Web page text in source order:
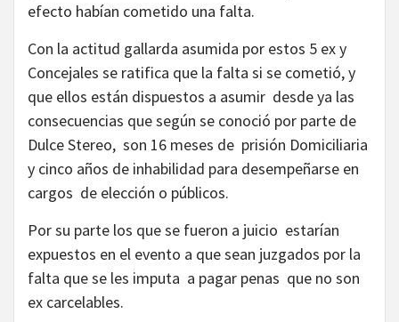
efecto habían cometido una falta.
Con la actitud gallarda asumida por estos 5 ex y
Concejales se ratifica que la falta si se cometió, y
que ellos están dispuestos a asumir desde ya las
consecuencias que según se conoció por parte de
Dulce Stereo, son 16 meses de prisión Domiciliaria
y cinco años de inhabilidad para desempeñarse en
cargos de elección o públicos.
Por su parte los que se fueron a juicio estarían
expuestos en el evento a que sean juzgados por la
falta que se les imputa a pagar penas que no son
ex carcelables.